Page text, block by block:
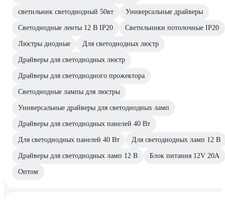
светильник светодиодный 50вт Универсальные драйверы
Светодиодные ленты 12 В IP20 Светильники потолочные IP20
Люстры диодные Для светодиодных люстр
Драйверы для светодиодных люстр
Драйверы для светодиодного прожектора
Светодиодные лампы для люстры
Универсальные драйверы для светодиодных ламп
Драйверы для светодиодных панелей 40 Вт
Для светодиодных панелей 40 Вт Для светодиодных ламп 12 В
Драйверы для светодиодных ламп 12 В Блок питания 12V 20А
Оптом